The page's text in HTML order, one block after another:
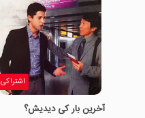
اشتراکی
آخرین بار کی دیدیش؟